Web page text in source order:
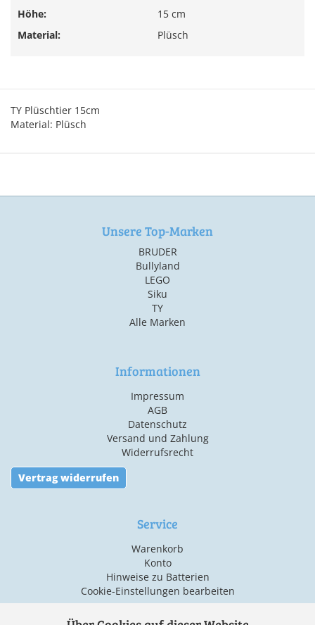
Höhe:
15 cm
Material:
Plüsch
TY Plüschtier 15cm
Material: Plüsch
Unsere Top-Marken
BRUDER
Bullyland
LEGO
Siku
TY
Alle Marken
Informationen
Impressum
AGB
Datenschutz
Versand und Zahlung
Widerrufsrecht
Vertrag widerrufen
Service
Warenkorb
Konto
Hinweise zu Batterien
Cookie-Einstellungen bearbeiten